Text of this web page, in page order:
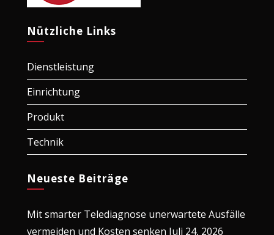
Nützliche Links
Dienstleistung
Einrichtung
Produkt
Technik
Neueste Beiträge
Mit smarter Telediagnose unerwartete Ausfälle
vermeiden und Kosten senken Juli 24, 2026